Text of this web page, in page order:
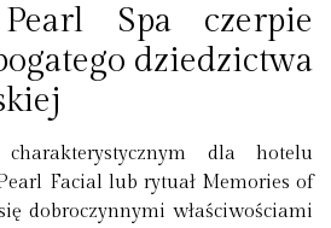
Spa czerpie
dziedzictwa
dla hotelu
Facial lub rytuał Memories of
dobroczynnymi właściwościami